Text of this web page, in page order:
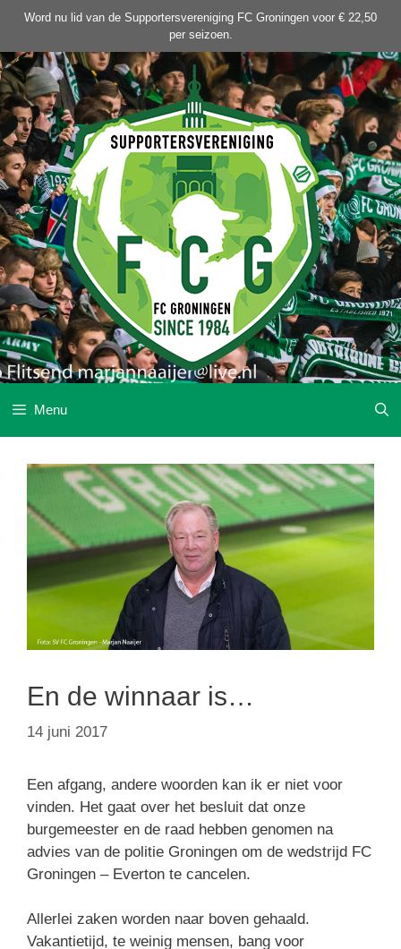
de
inhoud
Word nu lid van de Supportersvereniging FC Groningen voor € 22,50
per seizoen.
Menu
En de winnaar is…
14 juni 2017
Een afgang, andere woorden kan ik er niet voor
vinden. Het gaat over het besluit dat onze
burgemeester en de raad hebben genomen na
advies van de politie Groningen om de wedstrijd FC
Groningen – Everton te cancelen.
Allerlei zaken worden naar boven gehaald.
Vakantietijd, te weinig mensen, bang voor